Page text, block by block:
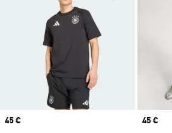
Prix
45 €
Prix
45 €